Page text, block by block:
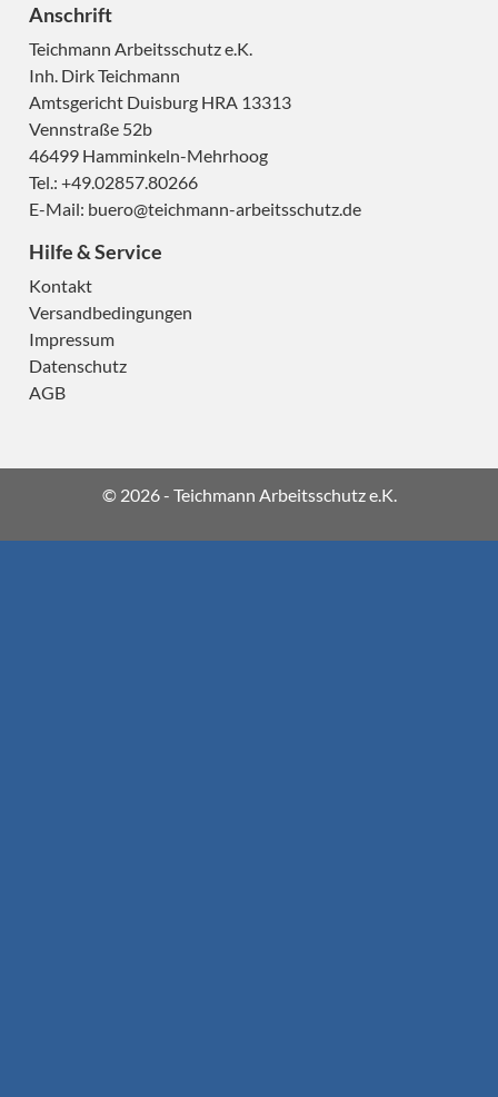
Anschrift
Teichmann Arbeitsschutz e.K.
Inh. Dirk Teichmann
Amtsgericht Duisburg HRA 13313
Vennstraße 52b
46499 Hamminkeln-Mehrhoog
Tel.: +49.02857.80266
E-Mail: buero@teichmann-arbeitsschutz.de
Hilfe & Service
Kontakt
Versandbedingungen
Impressum
Datenschutz
AGB
© 2026 - Teichmann Arbeitsschutz e.K.